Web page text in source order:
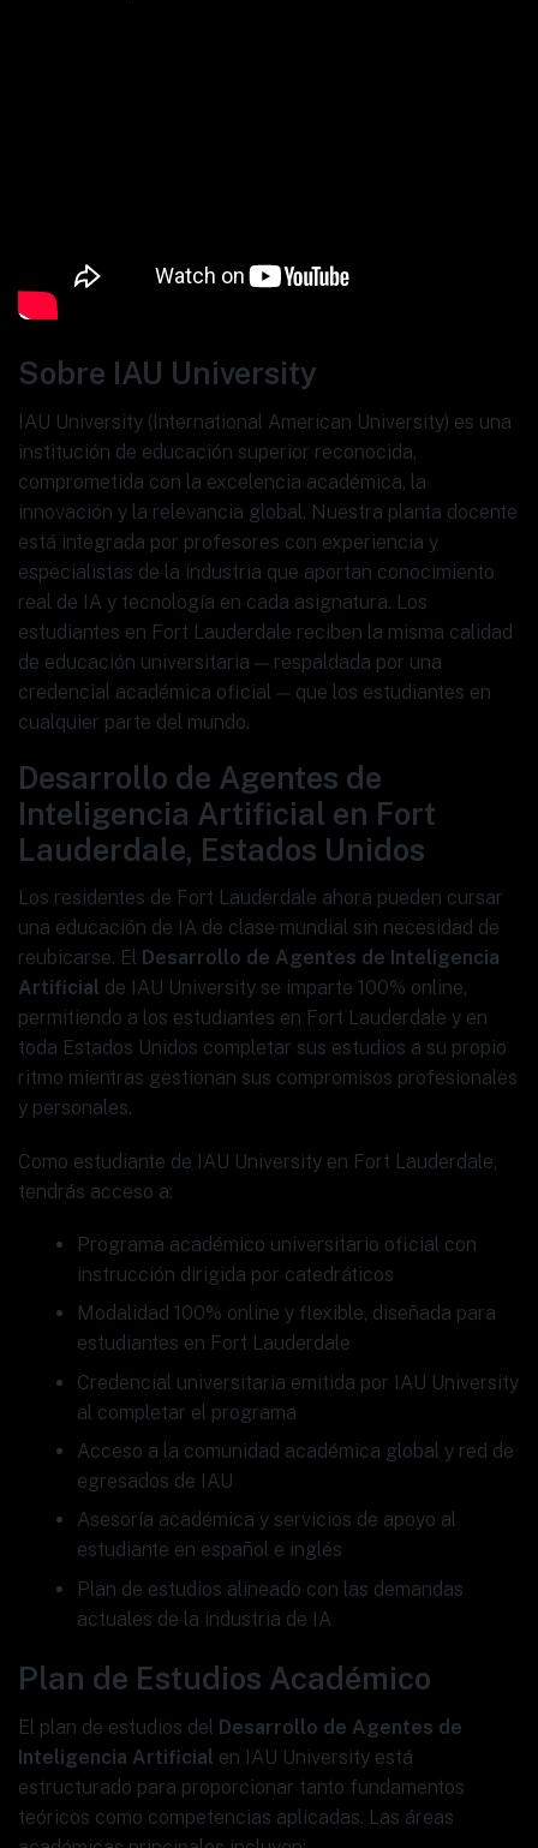
Sobre IAU University
IAU University (International American University) es una
institución de educación superior reconocida,
comprometida con la excelencia académica, la
innovación y la relevancia global. Nuestra planta docente
está integrada por profesores con experiencia y
especialistas de la industria que aportan conocimiento
real de IA y tecnología en cada asignatura. Los
estudiantes en Fort Lauderdale reciben la misma calidad
de educación universitaria — respaldada por una
credencial académica oficial — que los estudiantes en
cualquier parte del mundo.
Desarrollo de Agentes de
Inteligencia Artificial en Fort
Lauderdale, Estados Unidos
Los residentes de Fort Lauderdale ahora pueden cursar
una educación de IA de clase mundial sin necesidad de
reubicarse. El Desarrollo de Agentes de Inteligencia
Artificial de IAU University se imparte 100% online,
permitiendo a los estudiantes en Fort Lauderdale y en
toda Estados Unidos completar sus estudios a su propio
ritmo mientras gestionan sus compromisos profesionales
y personales.
Como estudiante de IAU University en Fort Lauderdale,
tendrás acceso a:
Programa académico universitario oficial con
instrucción dirigida por catedráticos
Modalidad 100% online y flexible, diseñada para
estudiantes en Fort Lauderdale
Credencial universitaria emitida por IAU University
al completar el programa
Acceso a la comunidad académica global y red de
egresados de IAU
Asesoría académica y servicios de apoyo al
estudiante en español e inglés
Plan de estudios alineado con las demandas
actuales de la industria de IA
Plan de Estudios Académico
El plan de estudios del Desarrollo de Agentes de
Inteligencia Artificial en IAU University está
estructurado para proporcionar tanto fundamentos
teóricos como competencias aplicadas. Las áreas